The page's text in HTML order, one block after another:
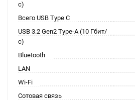
с)
Всего USB Type C
USB 3.2 Gen2 Type-A (10 Гбит/
с)
Bluetooth
LAN
Wi-Fi
Сотовая связь